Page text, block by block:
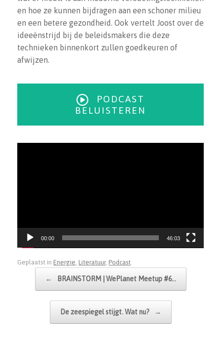
en hoe ze kunnen bijdragen aan een schoner milieu
en een betere gezondheid. Ook vertelt Joost over de
ideeënstrijd bij de beleidsmakers die deze
technieken binnenkort zullen goedkeuren of
afwijzen.
PODCAST
BELUISTEREN
00:00 46:03
Geplaatst in Energie Literatuur, Podcast
← BRAINSTORM | WePlanet Meetup #6…
De zeespiegel stijgt. Wat nu? →